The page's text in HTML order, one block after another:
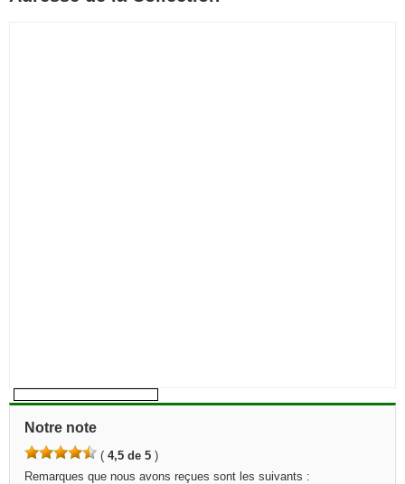
Notre note
( 4,5 de 5 )
Remarques que nous avons reçues sont les suivants :